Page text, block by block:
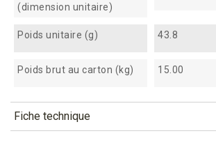
(dimension unitaire)
Poids unitaire (g) 43.8
Poids brut au carton (kg) 15.00
Fiche technique